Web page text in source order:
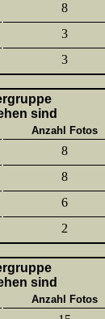
8
3
3
sind
Anzahl Fotos
8
8
6
2
sind
Anzahl Fotos